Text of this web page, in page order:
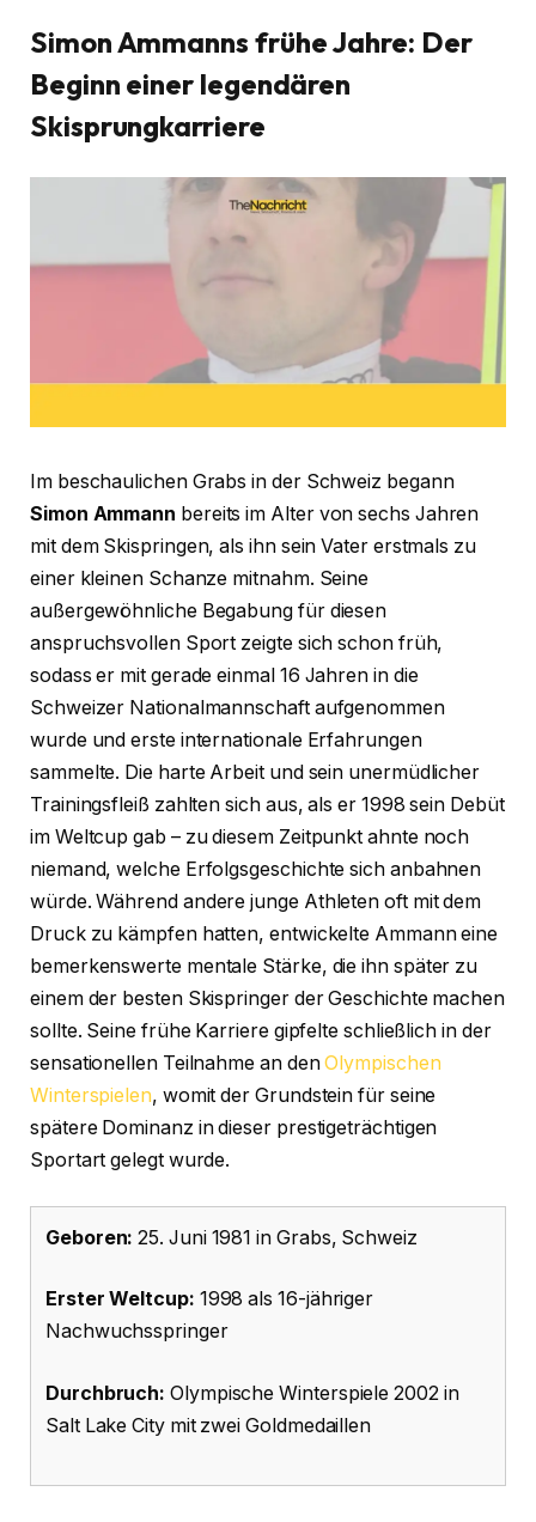
Simon Ammanns frühe Jahre: Der
Beginn einer legendären
Skisprungkarriere
Im beschaulichen Grabs in der Schweiz begann
Simon Ammann bereits im Alter von sechs Jahren
mit dem Skispringen, als ihn sein Vater erstmals zu
einer kleinen Schanze mitnahm. Seine
außergewöhnliche Begabung für diesen
anspruchsvollen Sport zeigte sich schon früh,
sodass er mit gerade einmal 16 Jahren in die
Schweizer Nationalmannschaft aufgenommen
wurde und erste internationale Erfahrungen
sammelte. Die harte Arbeit und sein unermüdlicher
Trainingsfleiß zahlten sich aus, als er 1998 sein Debüt
im Weltcup gab – zu diesem Zeitpunkt ahnte noch
niemand, welche Erfolgsgeschichte sich anbahnen
würde. Während andere junge Athleten oft mit dem
Druck zu kämpfen hatten, entwickelte Ammann eine
bemerkenswerte mentale Stärke, die ihn später zu
einem der besten Skispringer der Geschichte machen
sollte. Seine frühe Karriere gipfelte schließlich in der
sensationellen Teilnahme an denOlympischen
Winterspielen, womit der Grundstein für seine
spätere Dominanz in dieser prestigeträchtigen
Sportart gelegt wurde.
Geboren: 25. Juni 1981 in Grabs, Schweiz
Erster Weltcup: 1998 als 16-jähriger
Nachwuchsspringer
Durchbruch: Olympische Winterspiele 2002 in
Salt Lake City mit zwei Goldmedaillen